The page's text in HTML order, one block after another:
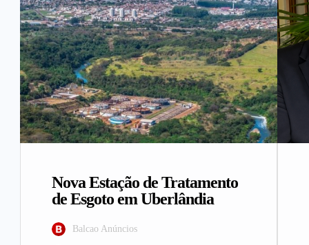
Nova Estação de Tratamento
de Esgoto em Uberlândia
Balcao Anúncios